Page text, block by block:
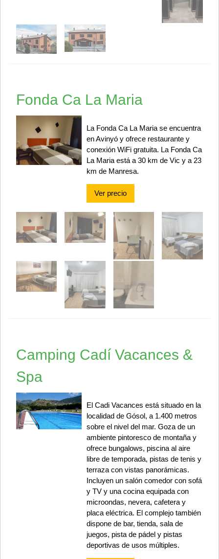
Fonda Ca La Maria
La Fonda Ca La Maria se encuentra
en Avinyó y ofrece restaurante y
conexión WiFi gratuita. La Fonda Ca
La Maria está a 30 km de Vic y a 23
km de Manresa.
Ver precio
Camping Cadí Vacances &
Spa
El Cadi Vacances está situado en la
localidad de Gósol, a 1.400 metros
sobre el nivel del mar. Goza de un
ambiente pintoresco de montaña y
ofrece bungalows, piscina al aire
libre de temporada, pistas de tenis y
terraza con vistas panorámicas.
Incluyen un salón comedor con sofá
y TV y una cocina equipada con
microondas, nevera, cafetera y
placa eléctrica. El complejo también
dispone de bar, tienda, sala de
juegos, pista de pádel y pistas
deportivas de usos múltiples.